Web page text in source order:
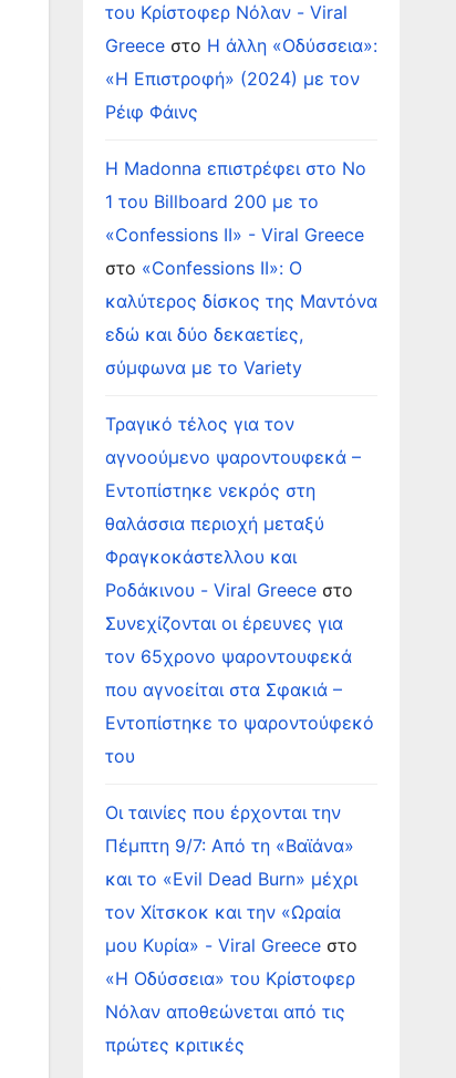
του Κρίστοφερ Νόλαν - Viral
Greeceστο Η άλλη «Οδύσσεια»:
«Η Επιστροφή» (2024) με τον
Ρέιφ Φάινς
Η Madonna επιστρέφει στο Νο
1 του Billboard 200 με το
«Confessions II» - Viral Greece
στο «Confessions II»: Ο
καλύτερος δίσκος της Μαντόνα
εδώ και δύο δεκαετίες,
σύμφωνα με το Variety
Τραγικό τέλος για τον
αγνοούμενο ψαροντουφεκά –
Εντοπίστηκε νεκρός στη
θαλάσσια περιοχή μεταξύ
Φραγκοκάστελλου και
Ροδάκινου - Viral Greeceστο
Συνεχίζονται οι έρευνες για
τον 65χρονο ψαροντουφεκά
που αγνοείται στα Σφακιά –
Εντοπίστηκε το ψαροντούφεκό
του
Οι ταινίες που έρχονται την
Πέμπτη 9/7: Από τη «Βαϊάνα»
και το «Evil Dead Burn» μέχρι
τον Χίτσκοκ και την «Ωραία
μου Κυρία» - Viral Greeceστο
«Η Οδύσσεια» του Κρίστοφερ
Νόλαν αποθεώνεται από τις
πρώτες κριτικές